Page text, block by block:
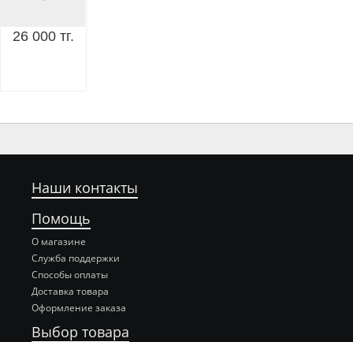
26 000 тг.
Наши контакты
Помощь
О магазине
Служба поддержки
Способы оплаты
Доставка товара
Оформление заказа
Выбор товара